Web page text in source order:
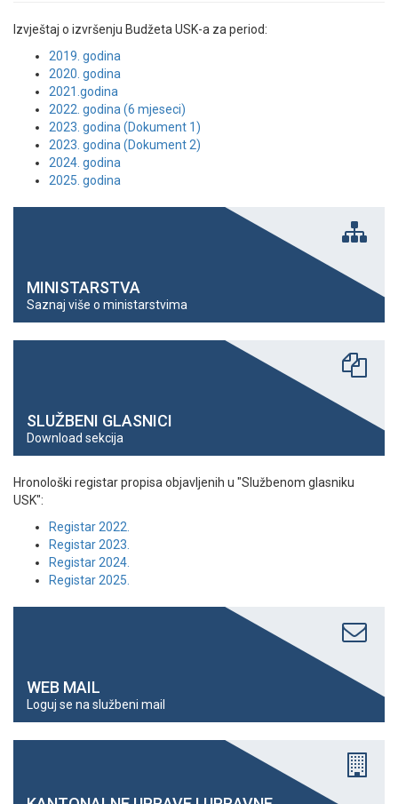
Izvještaj o izvršenju Budžeta USK-a za period:
2019. godina
2020. godina
2021.godina
2022. godina (6 mjeseci)
2023. godina (Dokument 1)
2023. godina (Dokument 2)
2024. godina
2025. godina
MINISTARSTVA
Saznaj više o ministarstvima
SLUŽBENI GLASNICI
Download sekcija
Hronološki registar propisa objavljenih u "Službenom glasniku
USK":
Registar 2022.
Registar 2023.
Registar 2024.
Registar 2025.
WEB MAIL
Loguj se na službeni mail